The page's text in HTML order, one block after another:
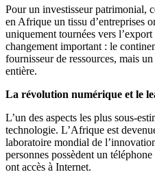
Pour un investisseur patrimonial,
en Afrique un tissu d’entreprises
uniquement tournées vers
changement important : le
fournisseur de ressources, mais
entière.
La révolution numérique et le
L’un des aspects les plus sous-
technologie. L’Afrique est
laboratoire mondial de
personnes possèdent un
ont accès à Internet.